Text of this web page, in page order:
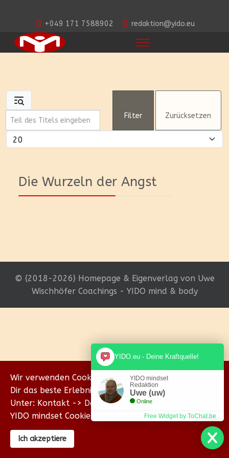
+049 171 7588902 redaktion@yido.eu
Teil des Titels eingeben
Filter Zurücksetzen
Anzeige #
Die Wurzeln der Angst
© {2018-2026} Homepage & Eigenverlag von Uwe
Wischhöfer Coachings - YIDO mind & body
Wir verwenden Cookies, um sicherzustellen, dass wir
Dir das beste Erlebnis auf unserer Website bieten.
Unter: Kontakt -> Datenschutz erklären wir Dir, wie
YIDO mindset Cookies verwendet.
Ich akzeptiere
YIDO.eu - Deine Kraftquelle!
YIDO mindset
Redaktion
Uwe (uw)
Online
Free Widget by ToChat.be